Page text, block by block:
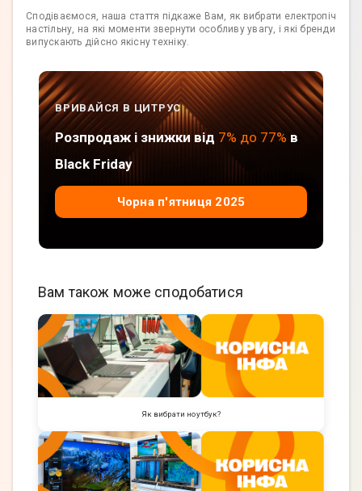
Сподіваємося, наша стаття підкаже Вам, як вибрати електропіч
настільну, на які моменти звернути особливу увагу, і які бренди
випускають дійсно якісну техніку.
ВРИВАЙСЯ В ЦИТРУС
Розпродаж і знижки від 7% до 77% в
Black Friday
Чорна п'ятниця 2025
Вам також може сподобатися
Як вибрати ноутбук?